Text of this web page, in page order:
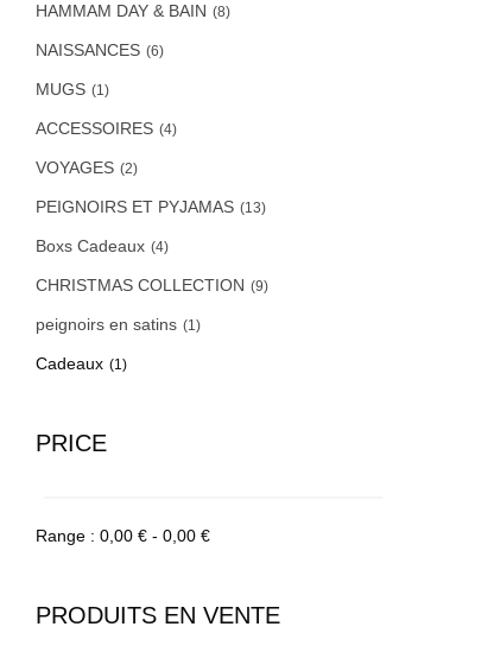
HAMMAM DAY & BAIN (8)
NAISSANCES (6)
MUGS (1)
ACCESSOIRES (4)
VOYAGES (2)
PEIGNOIRS ET PYJAMAS (13)
Boxs Cadeaux (4)
CHRISTMAS COLLECTION (9)
peignoirs en satins (1)
Cadeaux (1)
PRICE
Range : 0,00 € - 0,00 €
PRODUITS EN VENTE